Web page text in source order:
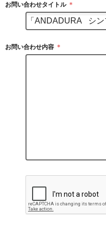
お問い合わせタイトル ＊
お問い合わせ内容 ＊